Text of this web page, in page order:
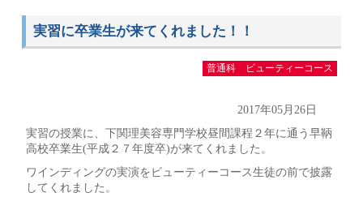
実習に卒業生が来てくれました！！
普通科 ビューティーコース
2017年05月26日
実習の授業に、下関理美容専門学校昼間課程２年に通う早鞆
高校卒業生(平成２７年度卒)が来てくれました。
ワインディングの実演をビューティーコース生徒の前で披露
してくれました。